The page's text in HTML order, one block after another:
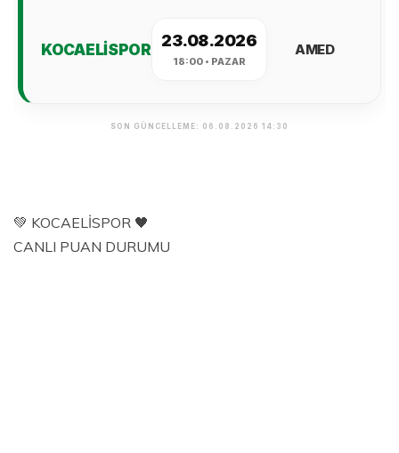
💚 KOCAELİSPOR 🖤
CANLI PUAN DURUMU